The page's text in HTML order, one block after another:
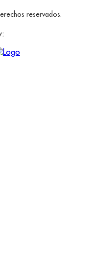
reservados.